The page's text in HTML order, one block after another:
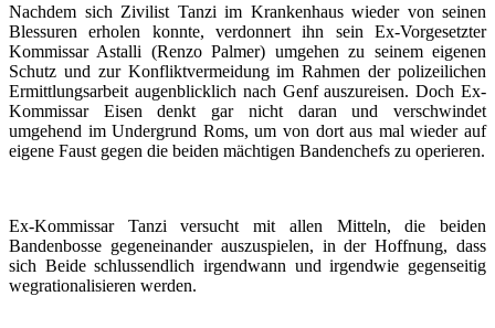
Nachdem sich Zivilist Tanzi im Krankenhaus wieder von seinen
Blessuren erholen konnte, verdonnert ihn sein Ex-Vorgesetzter
Kommissar Astalli (Renzo Palmer) umgehen zu seinem eigenen
Schutz und zur Konfliktvermeidung im Rahmen der polizeilichen
Ermittlungsarbeit augenblicklich nach Genf auszureisen. Doch Ex-
Kommissar Eisen denkt gar nicht daran und verschwindet
umgehend im Undergrund Roms, um von dort aus mal wieder auf
eigene Faust gegen die beiden mächtigen Bandenchefs zu operieren.
Ex-Kommissar Tanzi versucht mit allen Mitteln, die beiden
Bandenbosse gegeneinander auszuspielen, in der Hoffnung, dass
sich Beide schlussendlich irgendwann und irgendwie gegenseitig
wegrationalisieren werden.